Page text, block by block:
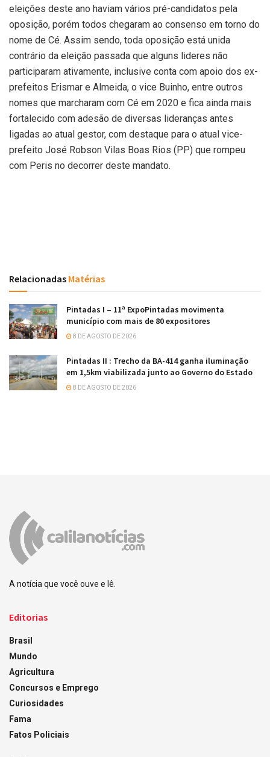
eleições deste ano haviam vários pré-candidatos pela
oposição, porém todos chegaram ao consenso em torno do
nome de Cé. Assim sendo, toda oposição está unida
contrário da eleição passada que alguns lideres não
participaram ativamente, inclusive conta com apoio dos ex-
prefeitos Erismar e Almeida, o vice Buinho, entre outros
nomes que marcharam com Cé em 2020 e fica ainda mais
fortalecido com adesão de diversas lideranças antes
ligadas ao atual gestor, com destaque para o atual vice-
prefeito José Robson Vilas Boas Rios (PP) que rompeu
com Peris no decorrer deste mandato.
Relacionadas Matérias
Pintadas I – 11ª ExpoPintadas movimenta
município com mais de 80 expositores
8 DE AGOSTO DE 2026
Pintadas II : Trecho da BA-414 ganha iluminação
em 1,5km viabilizada junto ao Governo do Estado
8 DE AGOSTO DE 2026
A notícia que você ouve e lê.
Editorias
Brasil
Mundo
Agricultura
Concursos e Emprego
Curiosidades
Fama
Fatos Policiais